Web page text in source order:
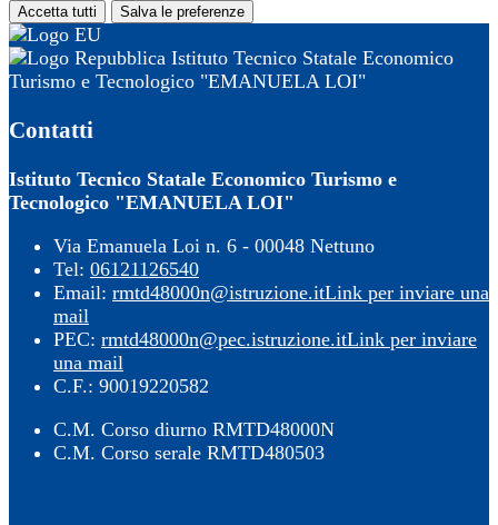
Accetta tutti Salva le preferenze
Istituto Tecnico Statale Economico
Turismo e Tecnologico "EMANUELA LOI"
Contatti
Istituto Tecnico Statale Economico Turismo e
Tecnologico "EMANUELA LOI"
Via Emanuela Loi n. 6 - 00048 Nettuno
Tel: 06121126540
Email: rmtd48000n@istruzione.itLink per inviare una
mail
PEC: rmtd48000n@pec.istruzione.itLink per inviare
una mail
C.F.: 90019220582
C.M. Corso diurno RMTD48000N
C.M. Corso serale RMTD480503